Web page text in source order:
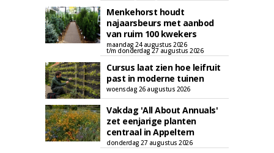
Menkehorst houdt
najaarsbeurs met aanbod
van ruim 100 kwekers
maandag 24 augustus 2026
t/m donderdag 27 augustus 2026
Cursus laat zien hoe leifruit
past in moderne tuinen
woensdag 26 augustus 2026
Vakdag 'All About Annuals'
zet eenjarige planten
centraal in Appeltern
donderdag 27 augustus 2026